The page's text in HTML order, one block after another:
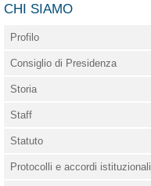
CHI SIAMO
Profilo
Consiglio di Presidenza
Storia
Staff
Statuto
Protocolli e accordi istituzionali